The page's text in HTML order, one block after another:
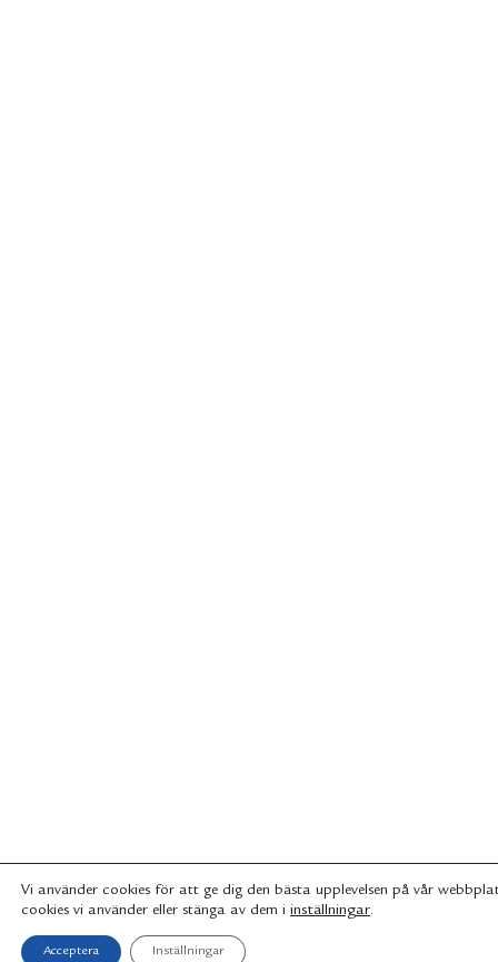
Vi använder cookies för att ge dig den bästa upplevelsen på vår
cookies vi använder eller stänga av dem i inställningar.
Acceptera Inställningar